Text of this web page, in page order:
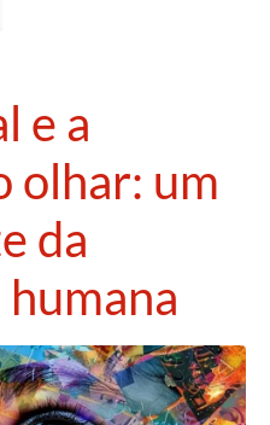
e a
olhar: um
da